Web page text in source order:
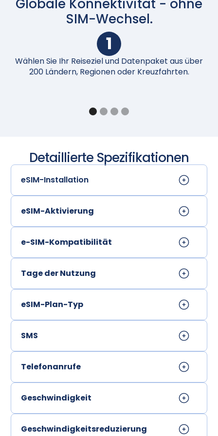
Globale Konnektivität - ohne
SIM-Wechsel.
1
Wählen Sie Ihr Reiseziel und Datenpaket aus über
200 Ländern, Regionen oder Kreuzfahrten.
Detaillierte Spezifikationen
eSIM-Installation
eSIM-Aktivierung
e-SIM-Kompatibilität
Tage der Nutzung
eSIM-Plan-Typ
SMS
Telefonanrufe
Geschwindigkeit
Geschwindigkeitsreduzierung